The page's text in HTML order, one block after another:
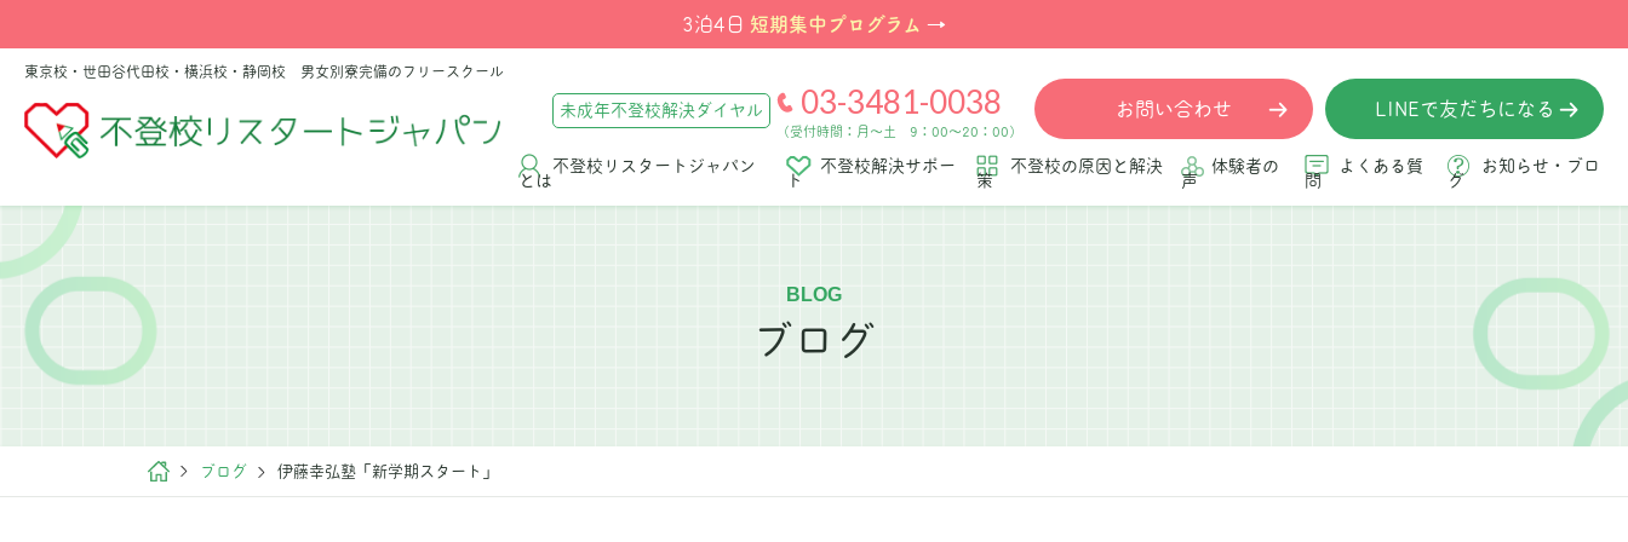
3泊4日 短期集中プログラム →
東京校・世田谷代田校・横浜校・静岡校 男女別寮完備のフリースクール
未成年不登校解決ダイヤル 03-3481-0038
（受付時間：月～土 9：00～20：00）
お問い合わせ LINEで友だちになる
不登校リスタートジャパン
とは
不登校解決サポー
ト
不登校の原因と解決
策
体験者の
声
よくある質
問
お知らせ・ブロ
グ
BLOG
ブログ
ブログ 伊藤幸弘塾「新学期スタート」